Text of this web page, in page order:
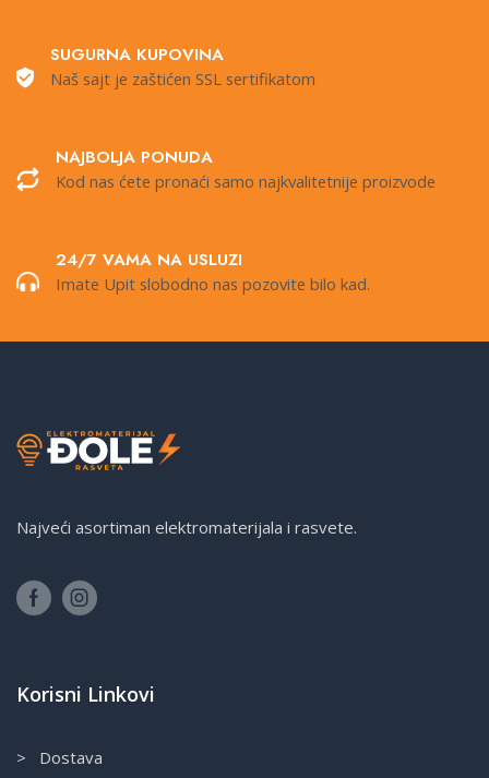
SUGURNA KUPOVINA
Naš sajt je zaštićen SSL sertifikatom
NAJBOLJA PONUDA
Kod nas ćete pronaći samo najkvalitetnije proizvode
24/7 VAMA NA USLUZI
Imate Upit slobodno nas pozovite bilo kad.
Najveći asortiman elektromaterijala i rasvete.
Korisni Linkovi
> Dostava